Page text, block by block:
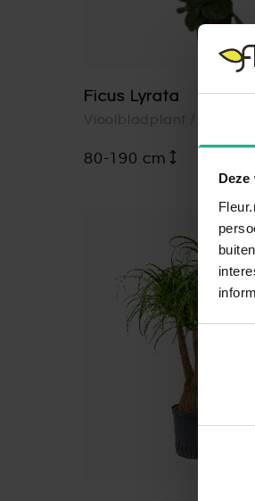
Ficus Lyrata
Vioolbladplant /
80-190 cm